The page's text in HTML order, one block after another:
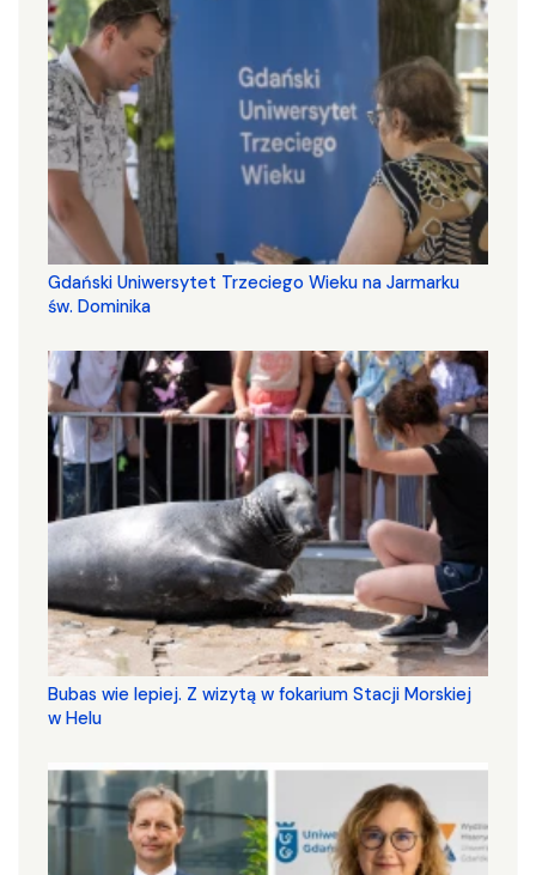
Gdański Uniwersytet Trzeciego Wieku na Jarmarku
św. Dominika
Bubas wie lepiej. Z wizytą w fokarium Stacji Morskiej
w Helu